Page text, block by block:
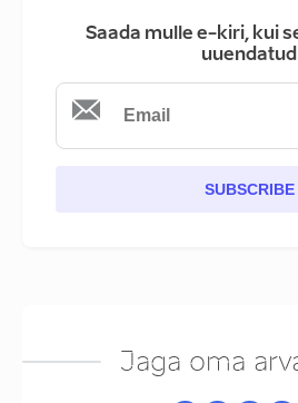
Saada mulle e-kiri, kui
uuendatud
SUBSCRIBE
Jaga oma